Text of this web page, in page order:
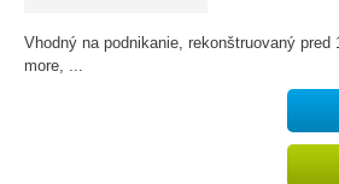
Vhodný na podnikanie, rekonštruovaný
more, ...